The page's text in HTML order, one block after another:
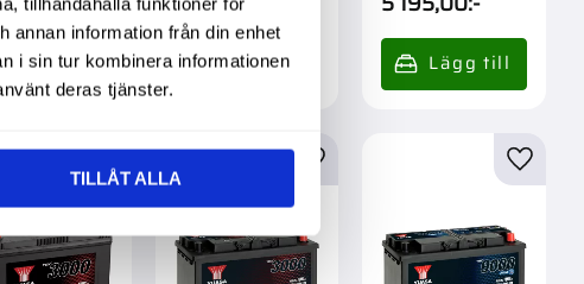
annan information från din enhet
i sin tur kombinera informationen
deras tjänster.
TILLÅT ALLA
st. st.
Lägg till i favoriter
31% Lägg till i favoriter Lägg